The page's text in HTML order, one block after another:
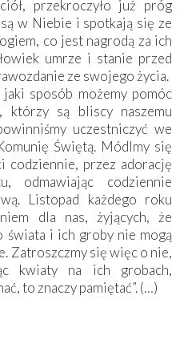
przekroczyło już próg
w Niebie i spotkają się ze
co jest nagrodą za ich
umrze i stanie przed
ze swojego życia.
sposób możemy pomóc
którzy są bliscy naszemu
uczestniczyć we
Świętą. Módlmy się
codziennie, przez adorację
odmawiając codziennie
Listopad każdego roku
dla nas, żyjących, że
świata i ich groby nie mogą
Zatroszczmy się więc o nie,
kwiaty na ich grobach,
to znaczy pamiętać”. (…)